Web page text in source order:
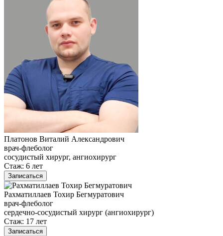
Платонов Виталий Александрович
врач-флеболог
сосудистый хирург, ангиохирург
Стаж: 6 лет
Записаться
Рахматиллаев Тохир Бегмуратович
врач-флеболог
сердечно-сосудистый хирург (ангиохирург)
Стаж: 17 лет
Записаться